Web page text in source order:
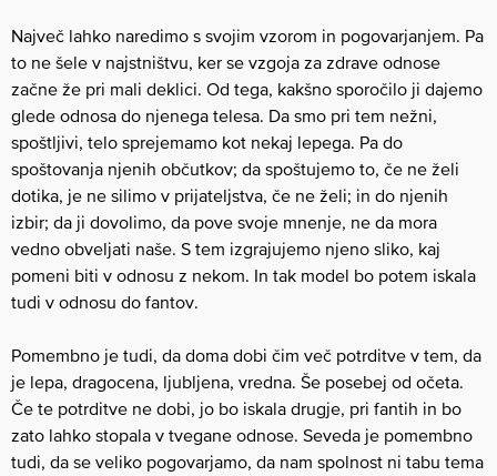
Največ lahko naredimo s svojim vzorom in pogovarjanjem. Pa
to ne šele v najstništvu, ker se vzgoja za zdrave odnose
začne že pri mali deklici. Od tega, kakšno sporočilo ji dajemo
glede odnosa do njenega telesa. Da smo pri tem nežni,
spoštljivi, telo sprejemamo kot nekaj lepega. Pa do
spoštovanja njenih občutkov; da spoštujemo to, če ne želi
dotika, je ne silimo v prijateljstva, če ne želi; in do njenih
izbir; da ji dovolimo, da pove svoje mnenje, ne da mora
vedno obveljati naše. S tem izgrajujemo njeno sliko, kaj
pomeni biti v odnosu z nekom. In tak model bo potem iskala
tudi v odnosu do fantov.
Pomembno je tudi, da doma dobi čim več potrditve v tem, da
je lepa, dragocena, ljubljena, vredna. Še posebej od očeta.
Če te potrditve ne dobi, jo bo iskala drugje, pri fantih in bo
zato lahko stopala v tvegane odnose. Seveda je pomembno
tudi, da se veliko pogovarjamo, da nam spolnost ni tabu tema